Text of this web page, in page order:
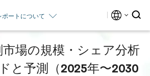
ポートについて
場の規模・シェア分析
と予測（2025年〜2030